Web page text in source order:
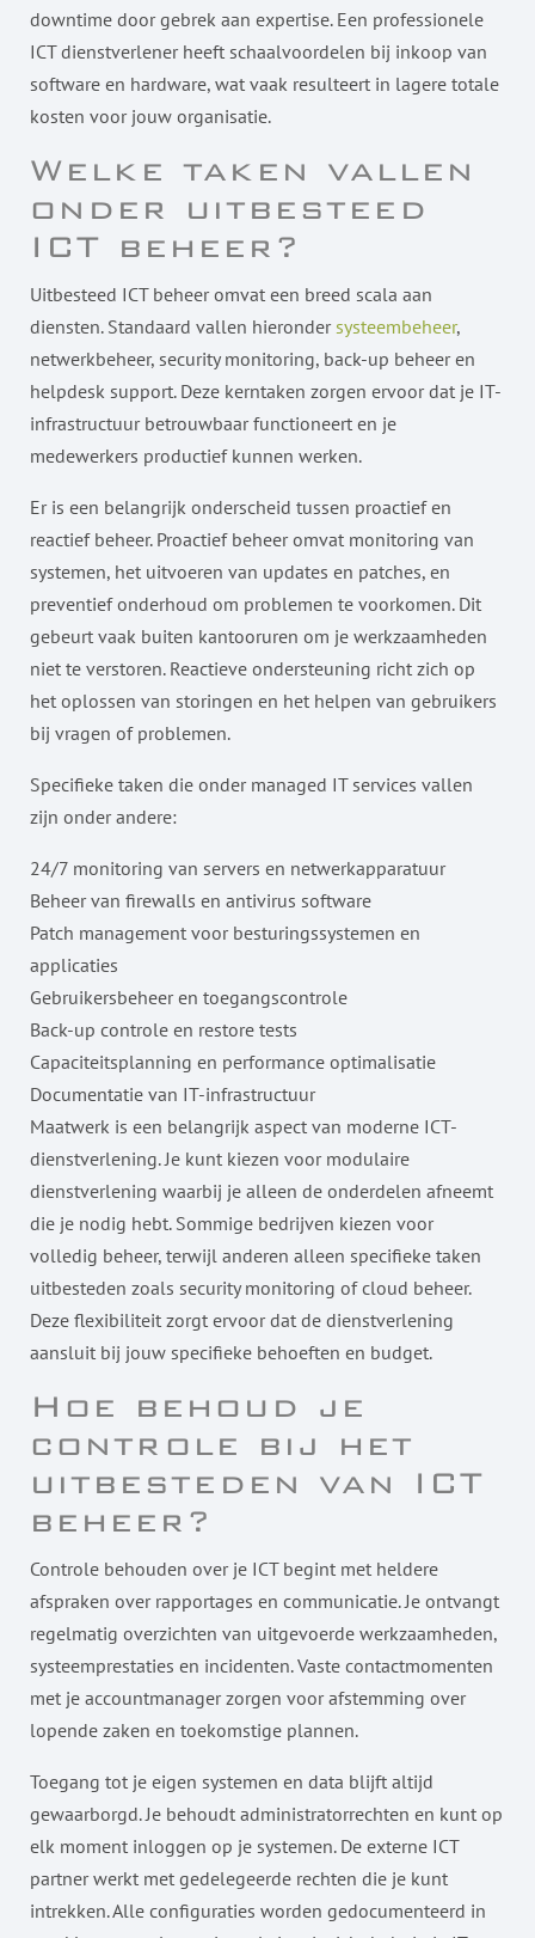
downtime door gebrek aan expertise. Een professionele
ICT dienstverlener heeft schaalvoordelen bij inkoop van
software en hardware, wat vaak resulteert in lagere totale
kosten voor jouw organisatie.
Welke taken vallen
onder uitbesteed
ICT beheer?
Uitbesteed ICT beheer omvat een breed scala aan
diensten. Standaard vallen hierondersysteembeheer,
netwerkbeheer, security monitoring, back-up beheer en
helpdesk support. Deze kerntaken zorgen ervoor dat je IT-
infrastructuur betrouwbaar functioneert en je
medewerkers productief kunnen werken.
Er is een belangrijk onderscheid tussen proactief en
reactief beheer. Proactief beheer omvat monitoring van
systemen, het uitvoeren van updates en patches, en
preventief onderhoud om problemen te voorkomen. Dit
gebeurt vaak buiten kantooruren om je werkzaamheden
niet te verstoren. Reactieve ondersteuning richt zich op
het oplossen van storingen en het helpen van gebruikers
bij vragen of problemen.
Specifieke taken die onder managed IT services vallen
zijn onder andere:
24/7 monitoring van servers en netwerkapparatuur
Beheer van firewalls en antivirus software
Patch management voor besturingssystemen en
applicaties
Gebruikersbeheer en toegangscontrole
Back-up controle en restore tests
Capaciteitsplanning en performance optimalisatie
Documentatie van IT-infrastructuur
Maatwerk is een belangrijk aspect van moderne ICT-
dienstverlening. Je kunt kiezen voor modulaire
dienstverlening waarbij je alleen de onderdelen afneemt
die je nodig hebt. Sommige bedrijven kiezen voor
volledig beheer, terwijl anderen alleen specifieke taken
uitbesteden zoals security monitoring of cloud beheer.
Deze flexibiliteit zorgt ervoor dat de dienstverlening
aansluit bij jouw specifieke behoeften en budget.
Hoe behoud je
controle bij het
uitbesteden van ICT
beheer?
Controle behouden over je ICT begint met heldere
afspraken over rapportages en communicatie. Je ontvangt
regelmatig overzichten van uitgevoerde werkzaamheden,
systeemprestaties en incidenten. Vaste contactmomenten
met je accountmanager zorgen voor afstemming over
lopende zaken en toekomstige plannen.
Toegang tot je eigen systemen en data blijft altijd
gewaarborgd. Je behoudt administratorrechten en kunt op
elk moment inloggen op je systemen. De externe ICT
partner werkt met gedelegeerde rechten die je kunt
intrekken. Alle configuraties worden gedocumenteerd in